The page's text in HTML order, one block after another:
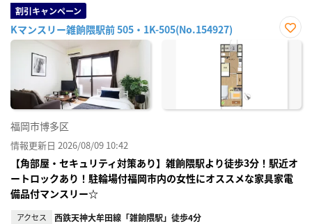
割引キャンペーン
Kマンスリー雑餉隈駅前 505・1K-505(No.154927)
お気
福岡市博多区
情報更新日 2026/08/09 10:42
【角部屋・セキュリティ対策あり】雑餉隈駅より徒歩3分！駅近オ
ートロックあり！駐輪場付福岡市内の女性にオススメな家具家電
備品付マンスリー☆
アクセス 西鉄天神大牟田線「雑餉隈駅」徒歩4分